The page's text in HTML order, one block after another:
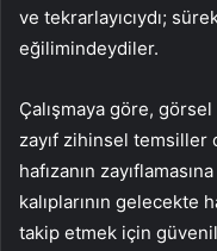
ve tekrarlayıcıydı;
eğilimindeydiler.
Çalışmaya göre,
zayıf zihinsel temsiller
hafızanın
kalıplarının gelecekte
takip etmek için